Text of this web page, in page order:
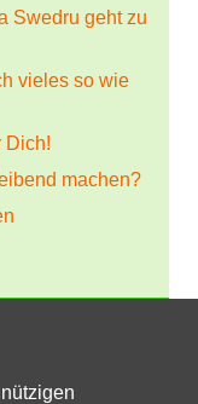
Swedru geht zu
vieles so wie
Dich!
machen?